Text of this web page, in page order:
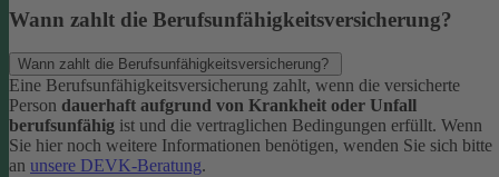
Wann zahlt die Berufsunfähigkeitsversicherung?
Wann zahlt die Berufsunfähigkeitsversicherung?
Eine Berufsunfähigkeitsversicherung zahlt, wenn die versicherte
Person dauerhaft aufgrund von Krankheit oder Unfall
berufsunfähig ist und die vertraglichen Bedingungen erfüllt. Wenn
Sie hier noch weitere Informationen benötigen, wenden Sie sich bitte
an unsere DEVK-Beratung.